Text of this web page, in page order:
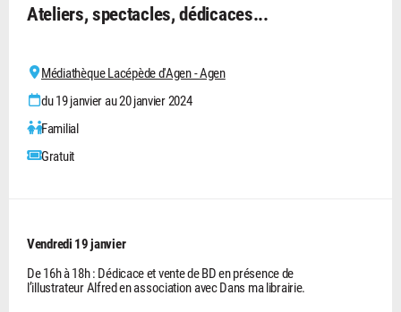
Ateliers, spectacles, dédicaces...
Médiathèque Lacépède d'Agen - Agen
du 19 janvier au 20 janvier 2024
Familial
Gratuit
Vendredi 19 janvier
De 16h à 18h : Dédicace et vente de BD en présence de
l’illustrateur Alfred en association avec Dans ma librairie.